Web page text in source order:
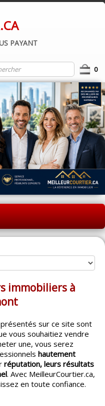
PAYANT
0
immobiliers à
sur ce site sont
vous souhaitiez vendre
une, vous serez
hautement
réputation, leurs résultats
. Avec MeilleurCourtier.ca,
en toute confiance.